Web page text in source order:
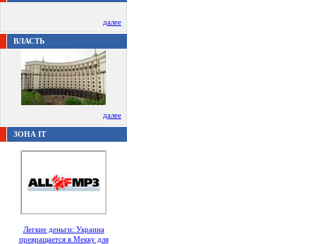
далее
ВЛАСТЬ
далее
ЗОНА IT
Легкие деньги: Украина
превращается в Мекку для